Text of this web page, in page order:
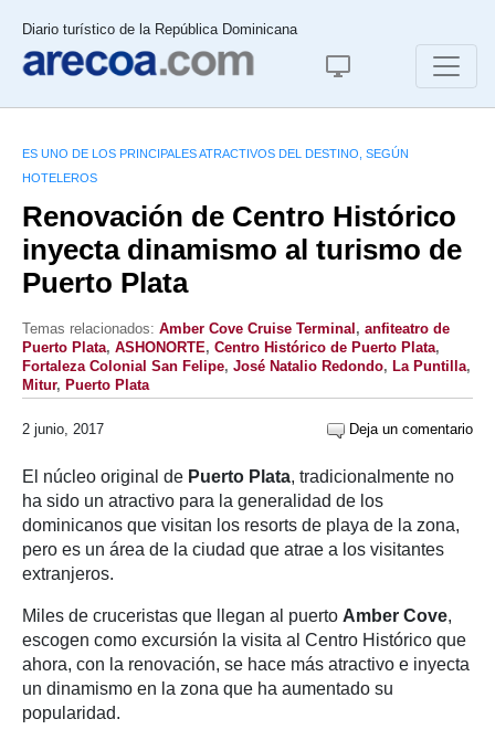
Diario turístico de la República Dominicana
ES UNO DE LOS PRINCIPALES ATRACTIVOS DEL DESTINO, SEGÚN
HOTELEROS
Renovación de Centro Histórico
inyecta dinamismo al turismo de
Puerto Plata
Temas relacionados: Amber Cove Cruise Terminal , anfiteatro de
Puerto Plata, ASHONORTE, Centro Histórico de Puerto Plata,
Fortaleza Colonial San Felipe, José Natalio Redondo, La Puntilla,
Mitur, Puerto Plata
2 junio, 2017 Deja un comentario
El núcleo original de Puerto Plata, tradicionalmente no
ha sido un atractivo para la generalidad de los
dominicanos que visitan los resorts de playa de la zona,
pero es un área de la ciudad que atrae a los visitantes
extranjeros.
Miles de cruceristas que llegan al puerto Amber Cove,
escogen como excursión la visita al Centro Histórico que
ahora, con la renovación, se hace más atractivo e inyecta
un dinamismo en la zona que ha aumentado su
popularidad.